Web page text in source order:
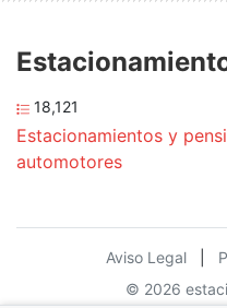
18,121
Estacionamientos y
automotores
Aviso Legal
© 2026